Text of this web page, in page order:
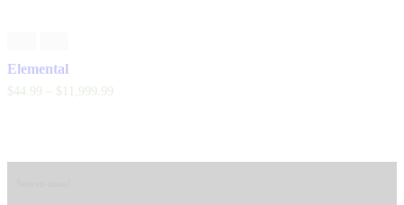
Elemental
$44 99 $ 11,999 99